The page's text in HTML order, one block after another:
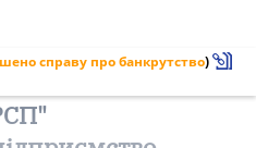
справу про банкрутство)